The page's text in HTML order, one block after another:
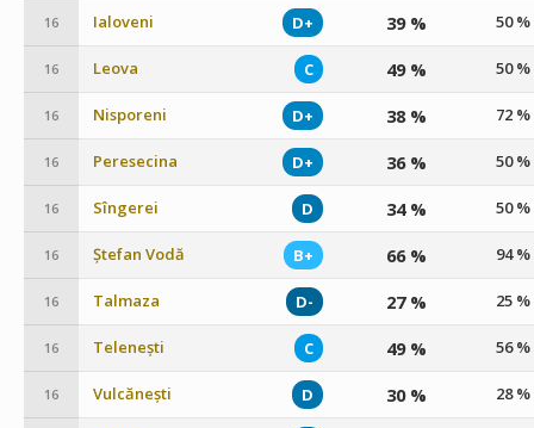
16 Ialoveni D+ 39 % 50 %
16 Leova C 49 % 50 %
16 Nisporeni D+ 38 % 72 %
16 Peresecina D+ 36 % 50 %
16 Sîngerei D 34 % 50 %
16 Ștefan Vodă B+ 66 % 94 %
16 Talmaza D- 27 % 25 %
16 Telenești C 49 % 56 %
16 Vulcănești D 30 % 28 %